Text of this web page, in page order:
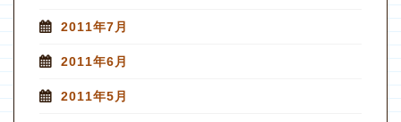
2011年7月
2011年6月
2011年5月